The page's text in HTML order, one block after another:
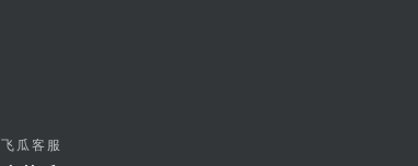
飞瓜客服